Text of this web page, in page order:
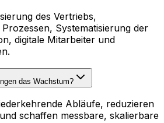
des Vertriebs,
Systematisierung der
digitale Mitarbeiter und
das Wachstum?
Abläufe, reduzieren
schaffen messbare, skalierbare